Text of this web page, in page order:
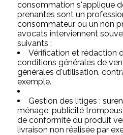
consommation s'applique
prenantes sont un
consommateur ou un non
avocats interviennent
suivants :
Vérification et rédaction
conditions générales de
générales d'utilisation,
exemple.
Gestion des litiges :
ménage, publicité
de conformité du produit
livraison non réalisée par